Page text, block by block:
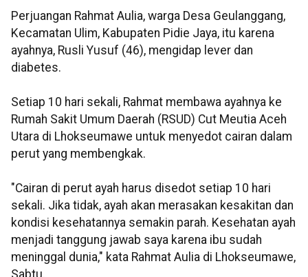
Perjuangan Rahmat Aulia, warga Desa Geulanggang,
Kecamatan Ulim, Kabupaten Pidie Jaya, itu karena
ayahnya, Rusli Yusuf (46), mengidap lever dan
diabetes.
Setiap 10 hari sekali, Rahmat membawa ayahnya ke
Rumah Sakit Umum Daerah (RSUD) Cut Meutia Aceh
Utara di Lhokseumawe untuk menyedot cairan dalam
perut yang membengkak.
"Cairan di perut ayah harus disedot setiap 10 hari
sekali. Jika tidak, ayah akan merasakan kesakitan dan
kondisi kesehatannya semakin parah. Kesehatan ayah
menjadi tanggung jawab saya karena ibu sudah
meninggal dunia," kata Rahmat Aulia di Lhokseumawe,